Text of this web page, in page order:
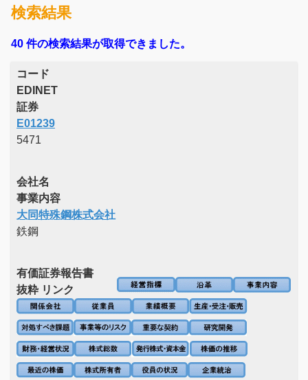
検索結果
40 件の検索結果が取得できました。
コード
EDINET
証券
E01239
5471
会社名
事業内容
大同特殊鋼株式会社
鉄鋼
有価証券報告書
抜粋 リンク